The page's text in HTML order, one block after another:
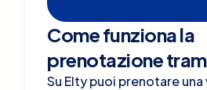
Come funziona la
prenotazione
Su Elty puoi prenotare